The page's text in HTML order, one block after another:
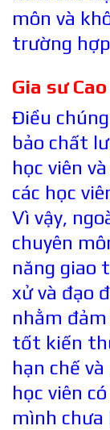
môn và
trường
Gia sư
Điều
bảo chất
học viên
các học
Vì vậy,
chuyên
năng giao
xử và đạo
nhằm
tốt kiến
hạn chế
học viên
mình